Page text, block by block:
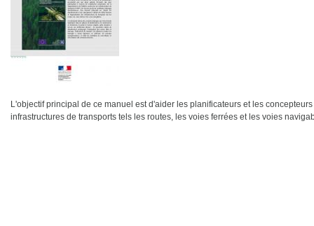
L'objectif principal de ce manuel est d'aider les planificateurs et les
infrastructures de transports tels les routes, les voies ferrées et les voies